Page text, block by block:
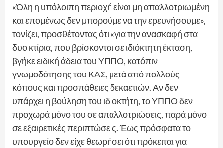
«Όλη η υπόλοιπη περιοχή είναι μη απαλλοτριωμένη
και επομένως δεν μπορούμε να την ερευνήσουμε»,
τονίζει, προσθέτοντας ότι «για την ανασκαφή στα
δυο κτίρια, που βρίσκονται σε ιδιόκτητη έκταση,
βγήκε ειδική άδεια του ΥΠΠΟ, κατόπιν
γνωμοδότησης του ΚΑΣ, μετά από πολλούς
κόπους και προσπάθειες δεκαετιών. Αν δεν
υπάρχει η βούληση του ιδιοκτήτη, το ΥΠΠΟ δεν
προχωρά μόνο του σε απαλλοτριώσεις, παρά μόνο
σε εξαιρετικές περιπτώσεις. Έως πρόσφατα το
υπουργείο δεν είχε θεωρήσει ότι πρόκειται για